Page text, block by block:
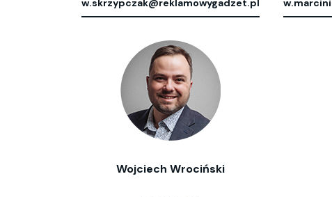
w.skrzypczak@reklamowygadzet.pl
Wojciech Wrociński